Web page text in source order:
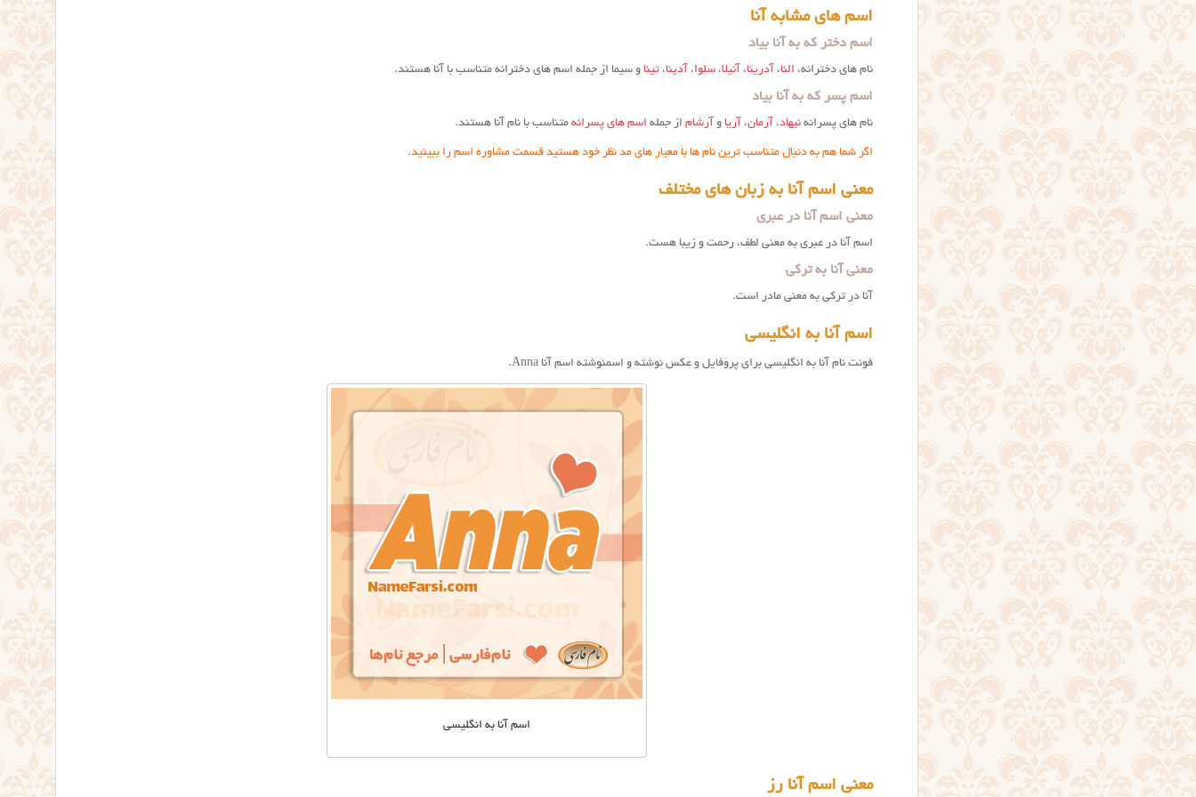
اسم های مشابه آنا
اسم دختر که به آنا بیاد
نام های دخترانه، النا، آدرینا، آنیلا، سلوا، آدینا، تینا و سیما از جمله اسم های دخترانه متناسب با آنا هستند.
اسم پسر که به آنا بیاد
نام های پسرانه نیهاد، آرمان، آریا و آرشام از جمله اسم های پسرانه متناسب با نام آنا هستند.
اگر شما هم به دنبال متناسب ترین نام ها با معیار های مد نظر خود هستید قسمت مشاوره اسم را ببینید.
معنی اسم آنا به زبان های مختلف
معنی اسم آنا در عبری
اسم آنا در عبری به معنی لطف، رحمت و زیبا هست.
معنی آنا به ترکی
آنا در ترکی به معنی مادر است.
اسم آنا به انگلیسی
فونت نام آنا به انگلیسی برای پروفایل و عکس نوشته و اسمنوشته اسم آنا Anna.
اسم آنا به انگلیسی
معنی اسم آنا رز